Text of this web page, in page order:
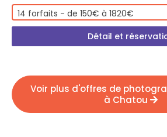
14 forfaits - de 150€ à 1820€
Détail et
Voir plus d'offres de
à Chatou